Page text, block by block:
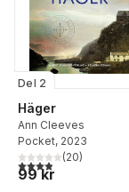
Del 2
Häger
Ann Cleeves
Pocket, 2023
3,9utav 5 stjärnor.
(20)
99 kr